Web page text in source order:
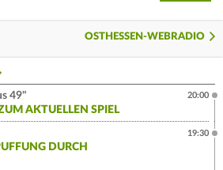
OSTHESSEN-WEBRADIO
49"
AKTUELLEN SPIEL
20:00
DURCH
19:30